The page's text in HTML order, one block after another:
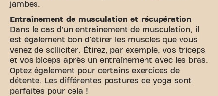
jambes.
Entraînement de musculation et récupération
Dans le cas d’un entraînement de musculation, il
est également bon d'étirer les muscles que vous
venez de solliciter. Étirez, par exemple, vos triceps
et vos biceps après un entraînement avec les bras.
Optez également pour certains exercices de
détente. Les différentes postures de yoga sont
parfaites pour cela !